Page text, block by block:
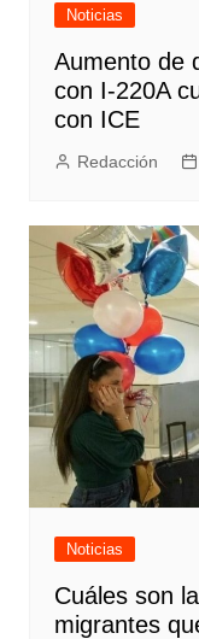
Noticias
Aumento de
con I-220A
con ICE
Redacción
Noticias
Cuáles son
migrantes